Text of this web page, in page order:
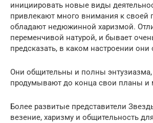
инициировать новые виды
привлекают много внимания к своей
обладают недюжинной харизмой.
переменчивой натурой, и бывает
предсказать, в каком настроении они
Они общительны и полны энтузиазма,
продумывают до конца свои планы и
Более развитые представители
везение, харизму и общительность